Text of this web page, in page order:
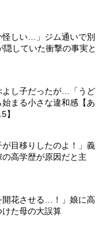
怪しい…」ジム通いで別
していた衝撃の事実と
よし子だったが…「うど
まる小さな違和感【あ
】
が目移りしたのよ！」義
高学歴が原因だと主
開花させる…！」娘に高
た母の大誤算